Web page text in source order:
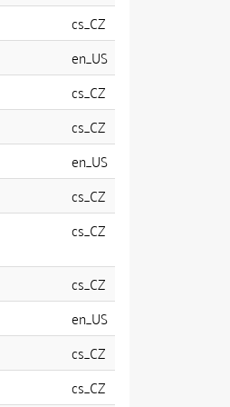
cs_CZ
en_US
cs_CZ
cs_CZ
en_US
cs_CZ
cs_CZ
cs_CZ
en_US
cs_CZ
cs_CZ